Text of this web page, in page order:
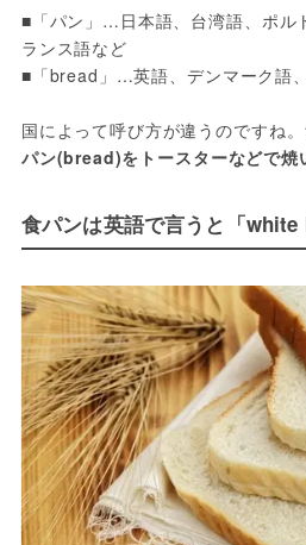
■「パン」…日本語、台湾語、ポル
ランス語など
■「bread」…英語、デンマーク語
国によって呼び方が違うのですね
パン(bread)をトースターなどで焼
食パンは英語で言うと「white